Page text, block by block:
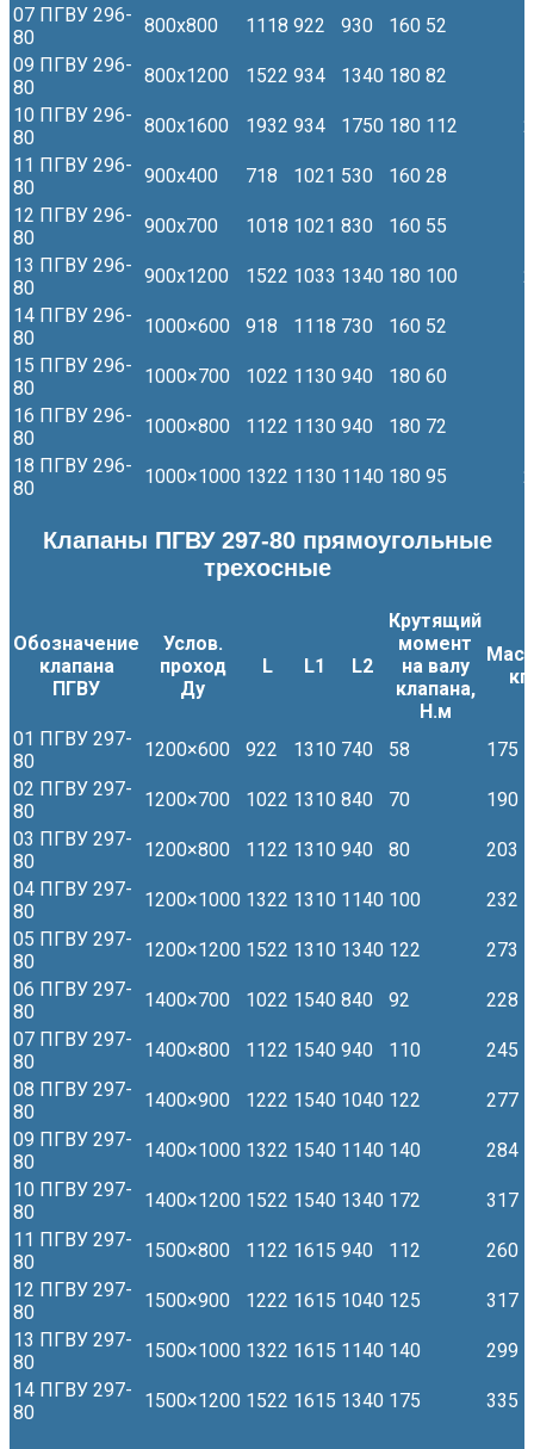
07 ПГВУ 296-
80
800х800 1118 922 930 160 52
09 ПГВУ 296-
80
800х1200 1522 934 1340 180 82
10 ПГВУ 296-
80
800х1600 1932 934 1750 180 112
11 ПГВУ 296-
80
900х400 718 1021 530 160 28
12 ПГВУ 296-
80
900х700 1018 1021 830 160 55
13 ПГВУ 296-
80
900х1200 1522 1033 1340 180 100
14 ПГВУ 296-
80
1000×600 918 1118 730 160 52
15 ПГВУ 296-
80
1000×700 1022 1130 940 180 60
16 ПГВУ 296-
80
1000×800 1122 1130 940 180 72
18 ПГВУ 296-
80
1000×1000 1322 1130 1140 180 95
Клапаны ПГВУ 297-80 прямоугольные
трехосные
Обозначение
клапана
ПГВУ
Услов.
проход
Ду
L L1 L2
Крутящий
момент
на валу
клапана,
Н.м
кг
01 ПГВУ 297-
80
1200×600 922 1310 740 58
175
02 ПГВУ 297-
80
1200×700 1022 1310 840 70
190
03 ПГВУ 297-
80
1200×800 1122 1310 940 80
203
04 ПГВУ 297-
80
1200×1000 1322 1310 1140 100
232
05 ПГВУ 297-
80
1200×1200 1522 1310 1340 122
273
06 ПГВУ 297-
80
1400×700 1022 1540 840 92
228
07 ПГВУ 297-
80
1400×800 1122 1540 940 110
245
08 ПГВУ 297-
80
1400×900 1222 1540 1040 122
277
09 ПГВУ 297-
80
1400×1000 1322 1540 1140 140
284
10 ПГВУ 297-
80
1400×1200 1522 1540 1340 172
317
11 ПГВУ 297-
80
1500×800 1122 1615 940 112
260
12 ПГВУ 297-
80
1500×900 1222 1615 1040 125
317
13 ПГВУ 297-
80
1500×1000 1322 1615 1140 140
299
14 ПГВУ 297-
80
1500×1200 1522 1615 1340 175 335